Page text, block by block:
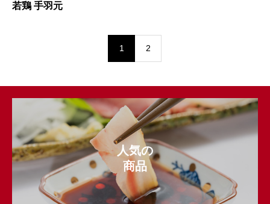
若鶏 手羽元
1 2
人気の
商品